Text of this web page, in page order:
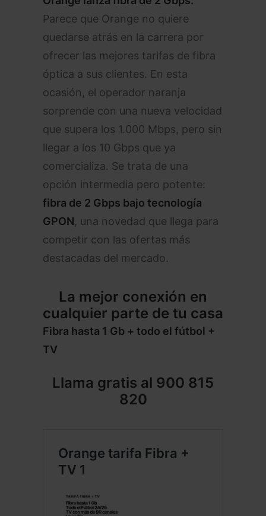
Parece que Orange no quiere
quedarse atrás en la carrera por
ofrecer las mejores tarifas de fibra
óptica a sus clientes. En esta
ocasión, el operador naranja
sorprende con una nueva velocidad
que supera los 1.000 Mbps, pero sin
llegar a los 10 Gbps que ya
comercializa. Se trata de una
opción intermedia pero potente:
fibra de 2 Gbps bajo tecnología
GPON, una novedad que llega para
competir con las ofertas más
destacadas del mercado.
La mejor conexión en
cualquier parte de tu casa
Fibra hasta 1 Gb + todo el fútbol +
TV
Llama gratis al 900 815
820